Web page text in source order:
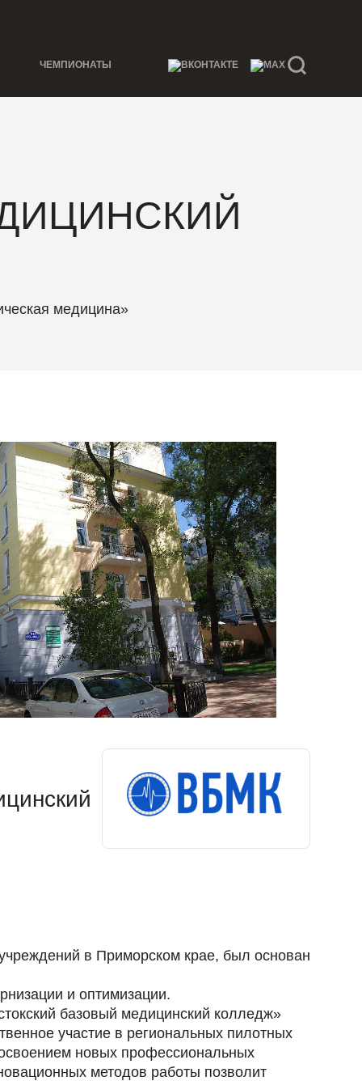
ЧЕМПИОНАТЫ
медицина»
в Приморском крае, был основан
и оптимизации.
базовый медицинский колледж»
участие в региональных пилотных
новых профессиональных
методов работы позволит